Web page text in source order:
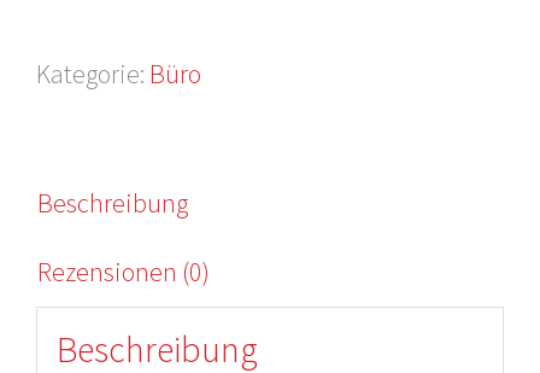
Menge
Kategorie: Büro
Beschreibung
Rezensionen (0)
Beschreibung